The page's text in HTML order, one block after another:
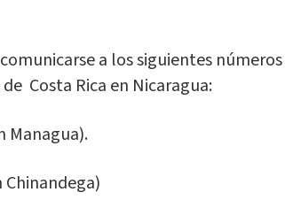
a los siguientes números
Costa Rica en Nicaragua:
Managua).